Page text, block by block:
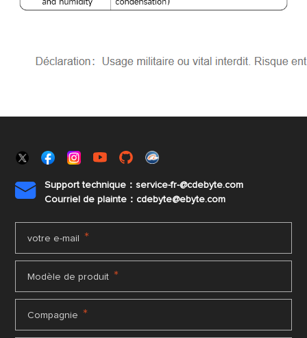

Support technique：service-fr-@cdebyte.com
Courriel de plainte：cdebyte@ebyte.com
votre e-mail *
Modèle de produit *
Compagnie *